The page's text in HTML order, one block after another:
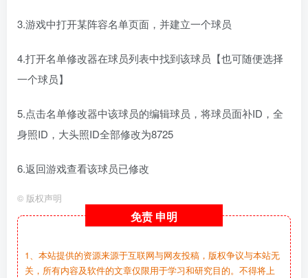
3.游戏中打开某阵容名单页面，并建立一个球员
4.打开名单修改器在球员列表中找到该球员【也可随便选择
一个球员】
5.点击名单修改器中该球员的编辑球员，将球员面补ID，全
身照ID，大头照ID全部修改为8725
6.返回游戏查看该球员已修改
© 版权声明
免责 申明
1、本站提供的资源来源于互联网与网友投稿，版权争议与本站无
关，所有内容及软件的文章仅限用于学习和研究目的。不得将上